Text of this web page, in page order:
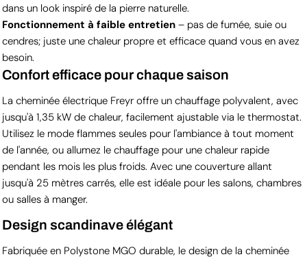
dans un look inspiré de la pierre naturelle.
Fonctionnement à faible entretien– pas de fumée, suie ou
cendres; juste une chaleur propre et efficace quand vous en avez
besoin.
Confort efficace pour chaque saison
La cheminée électrique Freyr offre un chauffage polyvalent, avec
jusqu'à 1,35 kW de chaleur, facilement ajustable via le thermostat.
Utilisez le mode flammes seules pour l'ambiance à tout moment
de l'année, ou allumez le chauffage pour une chaleur rapide
pendant les mois les plus froids. Avec une couverture allant
jusqu'à 25 mètres carrés, elle est idéale pour les salons, chambres
ou salles à manger.
Design scandinave élégant
Fabriquée en Polystone MGO durable, le design de la cheminée